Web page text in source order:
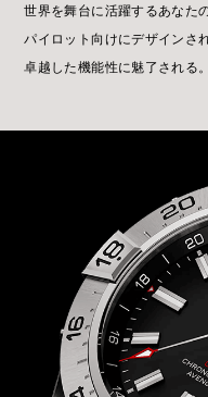
世界を舞台に活躍するあなた
パイロット向けにデザインさ
卓越した機能性に魅了される。